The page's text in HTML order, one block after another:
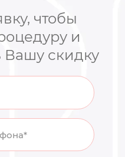
чтобы
и
Вашу скидку